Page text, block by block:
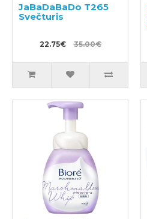
JaBaDaBaDo T265
Svečturis
22.75€ 35.00€